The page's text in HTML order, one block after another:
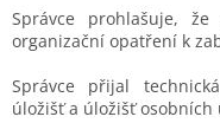
Správce prohlašuje,
organizační opatření k
Správce přijal
úložišť a úložišť